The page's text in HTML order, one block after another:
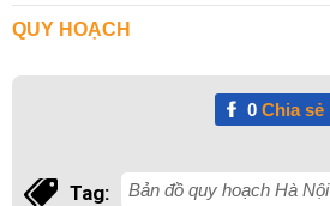
QUY HOẠCH
0Chia sẻ
Tag: Bản đồ quy hoạch Hà Nội